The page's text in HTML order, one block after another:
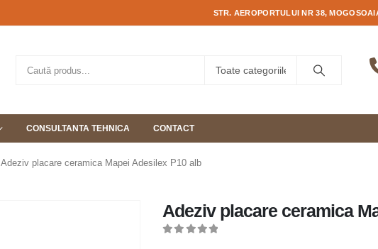
STR. AEROPORTULUI NR 38,
CONSULTANTA TEHNICA CONTACT
Adeziv placare ceramica Mapei Adesilex P10 alb
Adeziv placare ceramica